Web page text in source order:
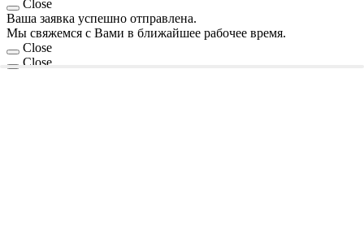
Close
Ваша заявка успешно отправлена.
Мы свяжемся с Вами в ближайшее рабочее время.
Close
Close